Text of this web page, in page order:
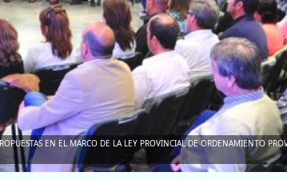
EN EL MARCO DE LA LEY PROVINCIAL DE ORDENAMIENTO